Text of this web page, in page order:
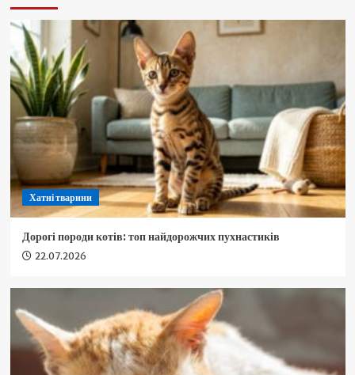
Хатні тварини
Дорогі породи котів: топ найдорожчих пухнастиків
22.07.2026